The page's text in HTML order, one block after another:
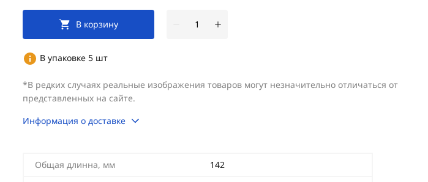
В корзину
В упаковке 5 шт
*В редких случаях реальные изображения товаров могут незначительно отличаться от
представленных на сайте.
Информация о доставке
Общая длинна, мм 142